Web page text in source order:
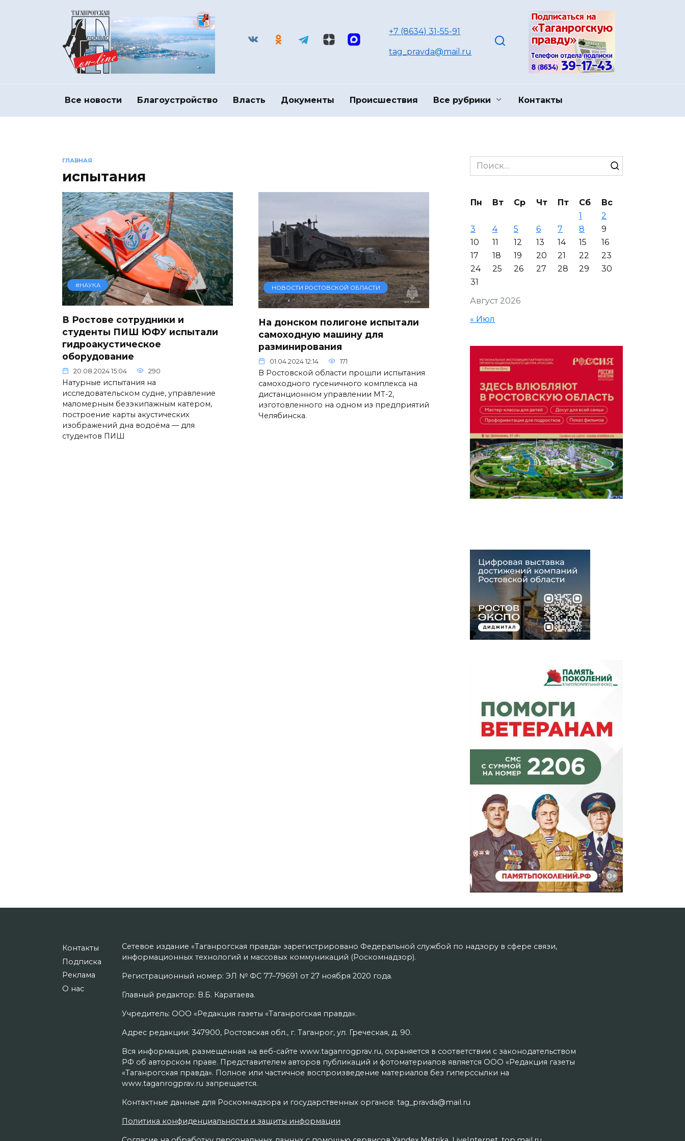
+7 (8634) 31-55-91
tag_pravda@mail.ru
Все новости Благоустройство Власть Документы Происшествия Все рубрики Контакты
ГЛАВНАЯ
испытания
#НАУКА
В Ростове сотрудники и
студенты ПИШ ЮФУ испытали
гидроакустическое
оборудование
20.08.2024 15:04 290
Натурные испытания на
исследовательском судне, управление
маломерным безэкипажным катером,
построение карты акустических
изображений дна водоёма — для
студентов ПИШ
НОВОСТИ РОСТОВСКОЙ ОБЛАСТИ
На донском полигоне испытали
самоходную машину для
разминирования
01.04.2024 12:14 171
В Ростовской области прошли испытания
самоходного гусеничного комплекса на
дистанционном управлении МТ-2,
изготовленного на одном из предприятий
Челябинска.
Search
for:
Август 2026
Пн Вт Ср Чт Пт Сб
Вс
1
2
3
4 5 6 7 8
9
10
11 12 13 14 15
16
17
18 19 20 21 22
23
24
25 26 27 28 29
30
31
« Июл
Контакты
Подписка
Реклама
О нас
Сетевое издание «Таганрогская правда» зарегистрировано Федеральной службой по надзору в сфере связи,
информационных технологий и массовых коммуникаций (Роскомнадзор).
Регистрационный номер: ЭЛ № ФС 77–79691 от 27 ноября 2020 года.
Главный редактор: В.Б. Каратаева.
Учредитель: ООО «Редакция газеты «Таганрогская правда».
Адрес редакции: 347900, Ростовская обл., г. Таганрог, ул. Греческая, д. 90.
Вся информация, размещенная на веб-сайте www.taganrogprav.ru, охраняется в соответствии с законодательством
РФ об авторском праве. Представителем авторов публикаций и фотоматериалов является ООО «Редакция газеты
«Таганрогская правда». Полное или частичное воспроизведение материалов без гиперссылки на
www.taganrogprav.ru запрещается.
Контактные данные для Роскомнадзора и государственных органов: tag_pravda@mail.ru
Политика конфиденциальности и защиты информации